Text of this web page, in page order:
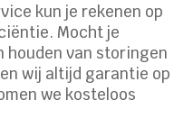
kun je rekenen op
Mocht je
houden van storingen
wij altijd garantie op
we kosteloos